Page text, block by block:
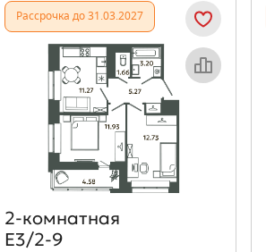
Рассрочка до 31.03.2027
Объект месяца
2‑комнатная
Е3/2-9